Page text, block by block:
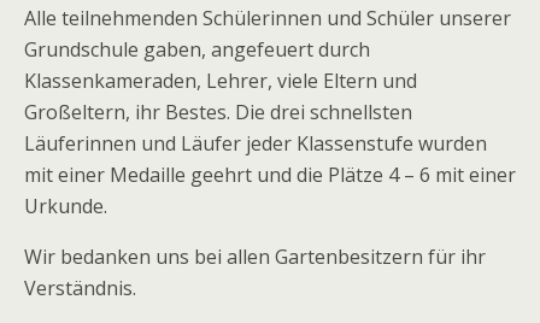
Alle teilnehmenden Schülerinnen und Schüler unserer
Grundschule gaben, angefeuert durch
Klassenkameraden, Lehrer, viele Eltern und
Großeltern, ihr Bestes. Die drei schnellsten
Läuferinnen und Läufer jeder Klassenstufe wurden
mit einer Medaille geehrt und die Plätze 4 – 6 mit einer
Urkunde.
Wir bedanken uns bei allen Gartenbesitzern für ihr
Verständnis.